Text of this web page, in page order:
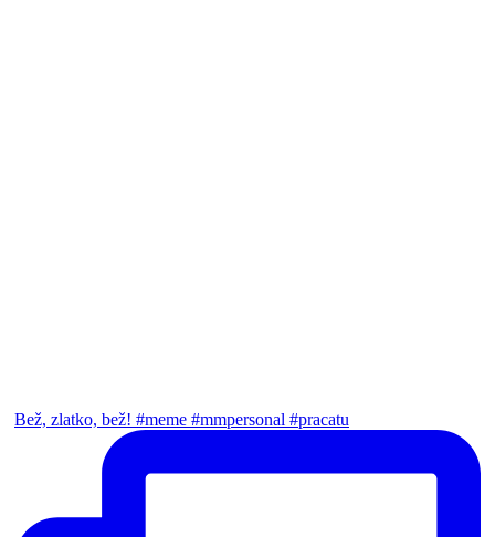
Bež, zlatko, bež! #meme #mmpersonal #pracatu